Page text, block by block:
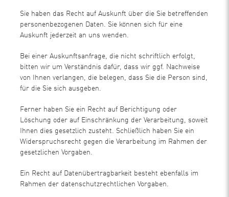
Sie haben das Recht auf Auskunft über die Sie betreffenden
personenbezogenen Daten. Sie können sich für eine
Auskunft jederzeit an uns wenden.
Bei einer Auskunftsanfrage, die nicht schriftlich erfolgt,
bitten wir um Verständnis dafür, dass wir ggf. Nachweise
von Ihnen verlangen, die belegen, dass Sie die Person sind,
für die Sie sich ausgeben.
Ferner haben Sie ein Recht auf Berichtigung oder
Löschung oder auf Einschränkung der Verarbeitung, soweit
Ihnen dies gesetzlich zusteht. Schließlich haben Sie ein
Widerspruchsrecht gegen die Verarbeitung im Rahmen der
gesetzlichen Vorgaben.
Ein Recht auf Datenübertragbarkeit besteht ebenfalls im
Rahmen der datenschutzrechtlichen Vorgaben.